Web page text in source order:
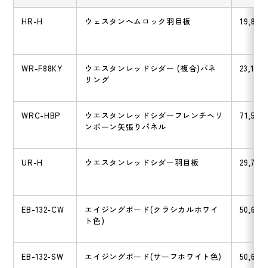
HR-H ウェスタンへムロック羽目板 19,800
WR-F88KY
ウエスタンレッドシダー (複合)パネ
リング
23,100
WRC-HBP
ウエスタンレッドシダーフレンチヘリ
ンボーン矢張りパネル
71,500
UR-H ウエスタンレッドシダー羽目板 29,700
EB-132-CW
エイジングボード(クラシカルホワイ
ト色)
50,600
EB-132-SW エイジングボード(サーフホワイト色) 50,600